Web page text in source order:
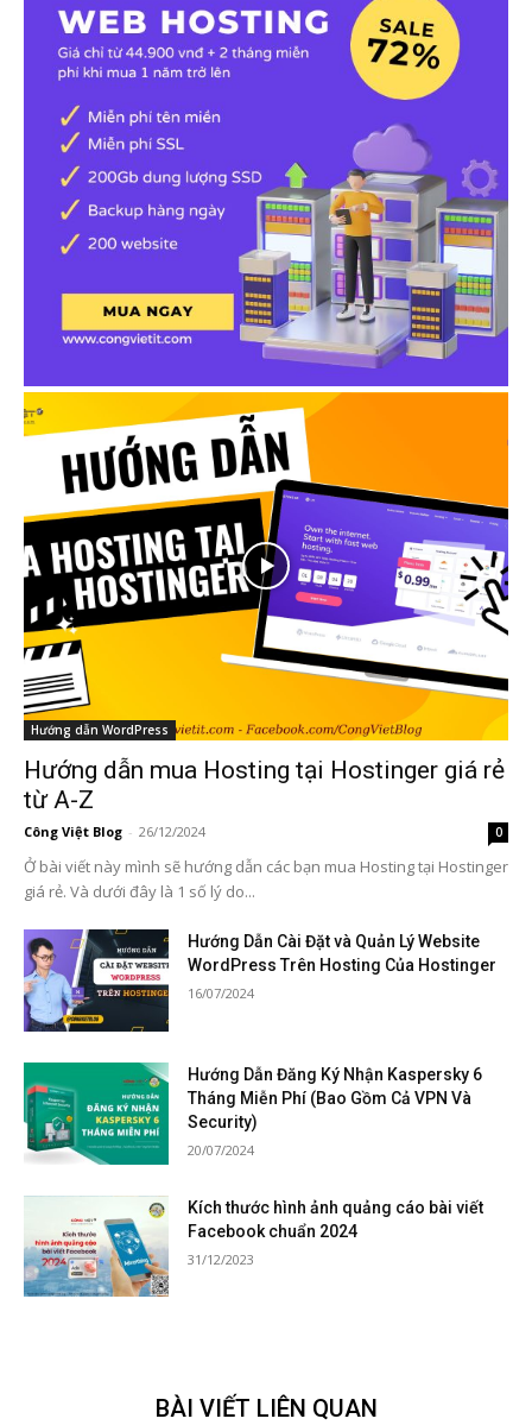
Hướng dẫn WordPress
Hướng dẫn mua Hosting tại Hostinger giá rẻ
từ A-Z
Công Việt Blog - 26/12/2024 0
Ở bài viết này mình sẽ hướng dẫn các bạn mua Hosting tại Hostinger
giá rẻ. Và dưới đây là 1 số lý do...
Hướng Dẫn Cài Đặt và Quản Lý Website
WordPress Trên Hosting Của Hostinger
16/07/2024
Hướng Dẫn Đăng Ký Nhận Kaspersky 6
Tháng Miễn Phí (Bao Gồm Cả VPN Và
Security)
20/07/2024
Kích thước hình ảnh quảng cáo bài viết
Facebook chuẩn 2024
31/12/2023
BÀI VIẾT LIÊN QUAN